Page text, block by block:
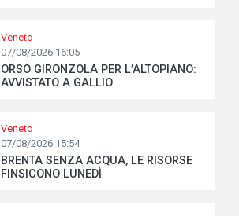
Veneto
07/08/2026 16:05
ORSO GIRONZOLA PER L’ALTOPIANO:
AVVISTATO A GALLIO
Veneto
07/08/2026 15:54
BRENTA SENZA ACQUA, LE RISORSE
FINSICONO LUNEDÌ